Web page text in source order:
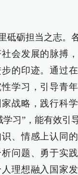
砥砺担当之志。
会发展的脉搏
的印迹。通过
学习，引导青
战略，践行科
学习”，能有效引
、情感上认同
问题、勇于实
理想融入国家